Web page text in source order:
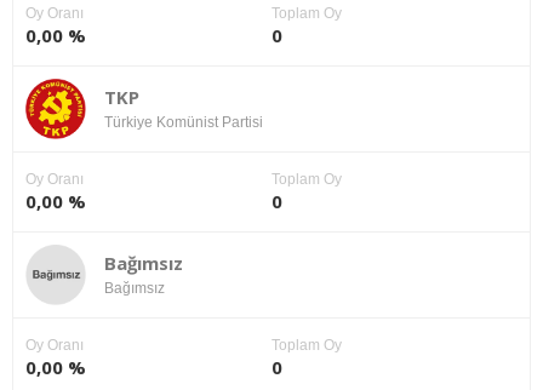
Oy Oranı
0,00 %
Toplam Oy
0
TKP
Türkiye Komünist Partisi
Oy Oranı
0,00 %
Toplam Oy
0
Bağımsız
Bağımsız
Oy Oranı
0,00 %
Toplam Oy
0